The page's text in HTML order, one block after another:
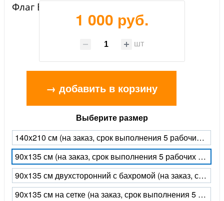
Флаг ВМФ РФ
1 000 руб.
шт
→ добавить в корзину
Выберите размер
140x210 см (на заказ, срок выполнения 5 рабочих дней)
90x135 см (на заказ, срок выполнения 5 рабочих дней)
90х135 см двухсторонний с бахромой (на заказ, срок выполнения 5 рабочих дней)
90х135 см на сетке (на заказ, срок выполнения 5 рабочих дней)